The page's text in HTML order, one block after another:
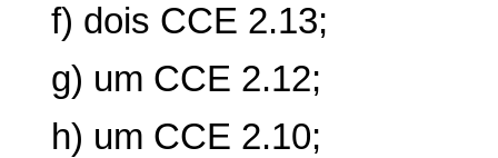
f) dois CCE 2.13;
g) um CCE 2.12;
h) um CCE 2.10;